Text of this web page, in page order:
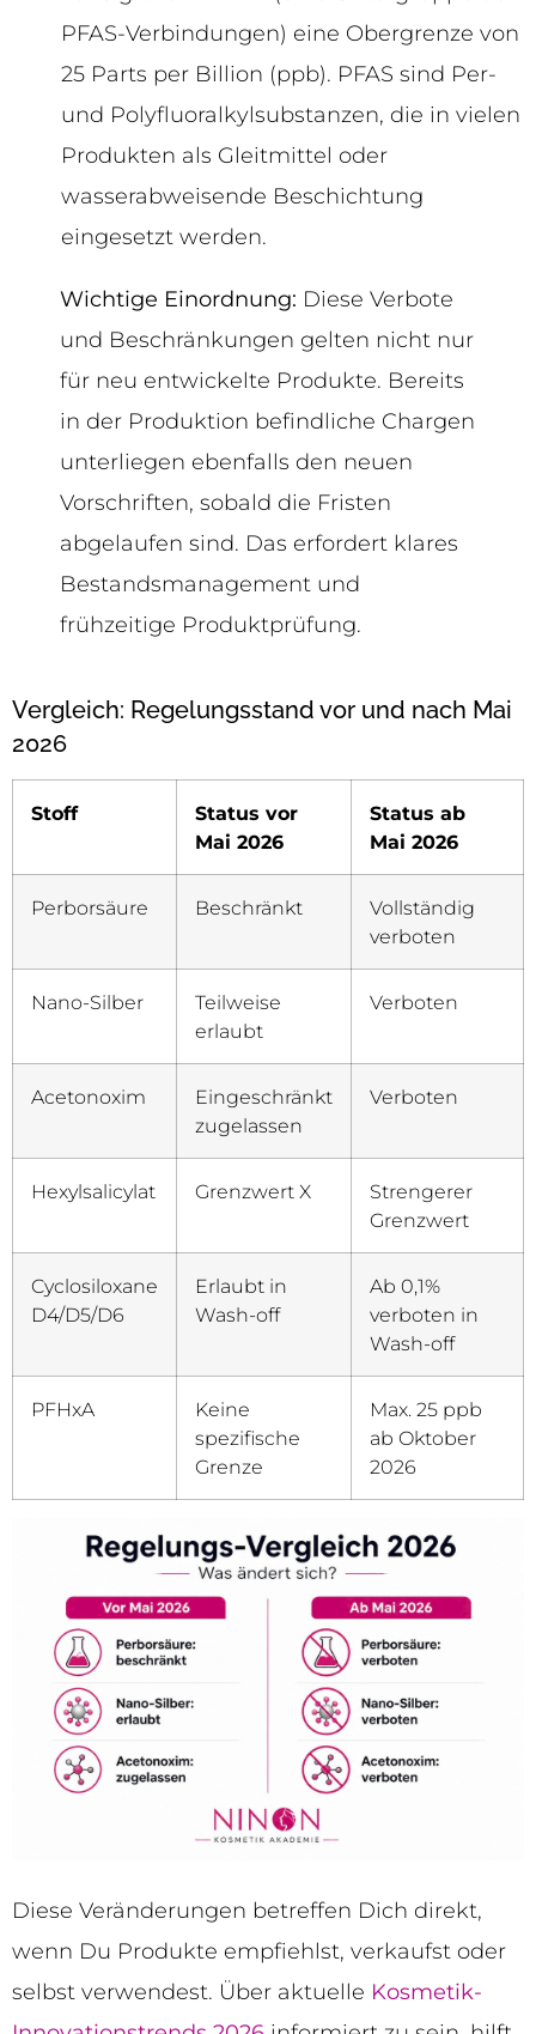
PFAS-Verbindungen) eine Obergrenze von
25 Parts per Billion (ppb). PFAS sind Per-
und Polyfluoralkylsubstanzen, die in vielen
Produkten als Gleitmittel oder
wasserabweisende Beschichtung
eingesetzt werden.
Wichtige Einordnung: Diese Verbote
und Beschränkungen gelten nicht nur
für neu entwickelte Produkte. Bereits
in der Produktion befindliche Chargen
unterliegen ebenfalls den neuen
Vorschriften, sobald die Fristen
abgelaufen sind. Das erfordert klares
Bestandsmanagement und
frühzeitige Produktprüfung.
Vergleich: Regelungsstand vor und nach Mai
2026
Stoff
Status vor
Mai 2026
Status ab
Mai 2026
Perborsäure Beschränkt
Vollständig
verboten
Nano-Silber
Teilweise
erlaubt
Verboten
Acetonoxim
Eingeschränkt
zugelassen
Verboten
Hexylsalicylat Grenzwert X
Strengerer
Grenzwert
Cyclosiloxane
D4/D5/D6
Erlaubt in
Wash-off
Ab 0,1%
verboten in
Wash-off
PFHxA
Keine
spezifische
Grenze
Max. 25 ppb
ab Oktober
2026
Diese Veränderungen betreffen Dich direkt,
wenn Du Produkte empfiehlst, verkaufst oder
selbst verwendest. Über aktuelle Kosmetik-